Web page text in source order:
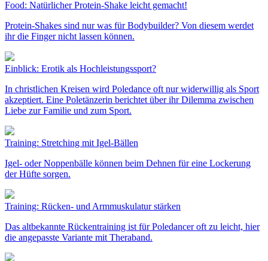
Food: Natürlicher Protein-Shake leicht gemacht!
Protein-Shakes sind nur was für Bodybuilder? Von diesem werdet
ihr die Finger nicht lassen können.
Einblick: Erotik als Hochleistungssport?
In christlichen Kreisen wird Poledance oft nur widerwillig als Sport
akzeptiert. Eine Poletänzerin berichtet über ihr Dilemma zwischen
Liebe zur Familie und zum Sport.
Training: Stretching mit Igel-Bällen
Igel- oder Noppenbälle können beim Dehnen für eine Lockerung
der Hüfte sorgen.
Training: Rücken- und Armmuskulatur stärken
Das altbekannte Rückentraining ist für Poledancer oft zu leicht, hier
die angepasste Variante mit Theraband.